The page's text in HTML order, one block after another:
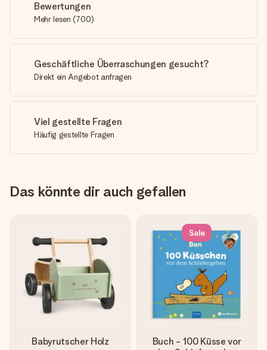
Bewertungen
Mehr lesen (700)
Geschäftliche Überraschungen gesucht?
Direkt ein Angebot anfragen
Viel gestellte Fragen
Häufig gestellte Fragen
Das könnte dir auch gefallen
Babyrutscher Holz
Sale
Buch - 100 Küsse vor